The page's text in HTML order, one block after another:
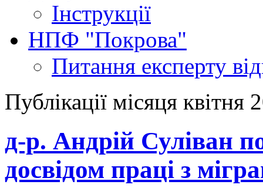
Інструкції
НПФ "Покрова"
Питання експерту
Публікації місяця квітня
д-р. Андрій Суліван
досвідом праці з